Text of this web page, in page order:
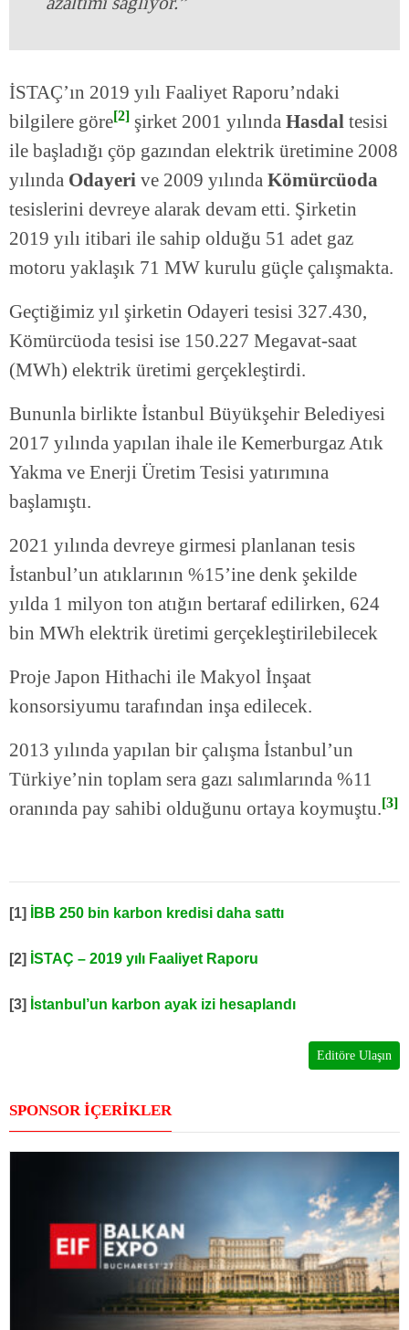
İSTAÇ’ın 2019 yılı Faaliyet Raporu’ndaki
bilgilere göre[2] şirket 2001 yılında Hasdal tesisi
ile başladığı çöp gazından elektrik üretimine 2008
yılında Odayeri ve 2009 yılında Kömürcüoda
tesislerini devreye alarak devam etti. Şirketin
2019 yılı itibari ile sahip olduğu 51 adet gaz
motoru yaklaşık 71 MW kurulu güçle çalışmakta.
Geçtiğimiz yıl şirketin Odayeri tesisi 327.430,
Kömürcüoda tesisi ise 150.227 Megavat-saat
(MWh) elektrik üretimi gerçekleştirdi.
Bununla birlikte İstanbul Büyükşehir Belediyesi
2017 yılında yapılan ihale ile Kemerburgaz Atık
Yakma ve Enerji Üretim Tesisi yatırımına
başlamıştı.
2021 yılında devreye girmesi planlanan tesis
İstanbul’un atıklarının %15’ine denk şekilde
yılda 1 milyon ton atığın bertaraf edilirken, 624
bin MWh elektrik üretimi gerçekleştirilebilecek
Proje Japon Hithachi ile Makyol İnşaat
konsorsiyumu tarafından inşa edilecek.
2013 yılında yapılan bir çalışma İstanbul’un
Türkiye’nin toplam sera gazı salımlarında %11
oranında pay sahibi olduğunu ortaya koymuştu.[3]
[1] İBB 250 bin karbon kredisi daha sattı
[2] İSTAÇ – 2019 yılı Faaliyet Raporu
[3] İstanbul’un karbon ayak izi hesaplandı
Editöre Ulaşın
SPONSOR İÇERİKLER